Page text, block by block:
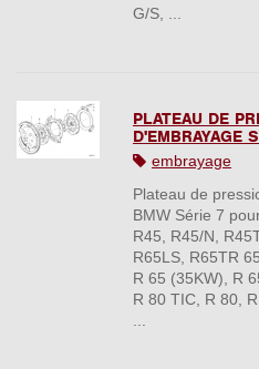
G/S, ...
PLATEAU DE
D'EMBRAYAGE
embrayage
Plateau de
BMW Série 7
R45, R45/N,
R65LS, R65TR
R 65 (35KW), R
R 80 TIC, R 80,